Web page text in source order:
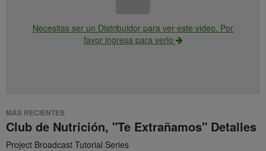
Necesitas ser un Distribuidor para ver este video. Por
favor ingresa para verlo
MÁS RECIENTES
Club de Nutrición, "Te Extrañamos" Detalles
Project Broadcast Tutorial Series